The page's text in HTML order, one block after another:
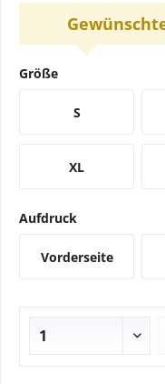
Größe
S
XL
Aufdruck
Vorderseite